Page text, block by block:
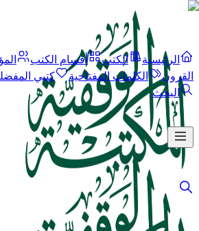
الرئيسية الكتب أقسام الكتب
القرون
الكلمات المفتاحية
كتبي
البحث